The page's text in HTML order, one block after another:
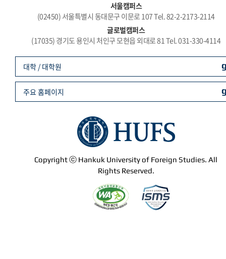
서울캠퍼스
(02450) 서울특별시 동대문구 이문로 107 Tel. 82-2-2173-2114
글로벌캠퍼스
(17035) 경기도 용인시 처인구 모현읍 외대로 81 Tel. 031-330-4114
Copyright ⓒ Hankuk University of Foreign Studies. All
Rights Reserved.
대학 / 대학원
주요 홈페이지